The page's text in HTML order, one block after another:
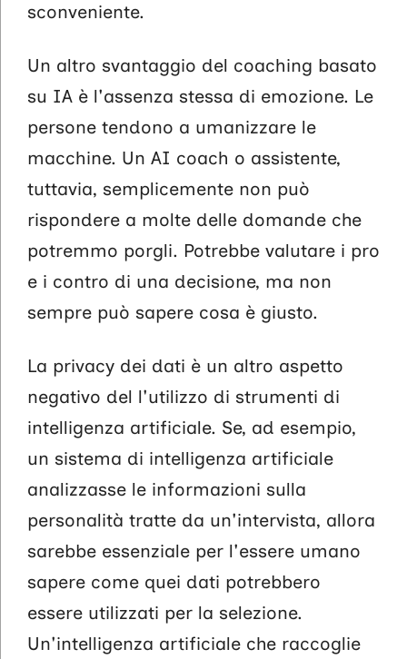
sconveniente.
Un altro svantaggio del coaching basato
su IA è l'assenza stessa di emozione. Le
persone tendono a umanizzare le
macchine. Un AI coach o assistente,
tuttavia, semplicemente non può
rispondere a molte delle domande che
potremmo porgli. Potrebbe valutare i pro
e i contro di una decisione, ma non
sempre può sapere cosa è giusto.
La privacy dei dati è un altro aspetto
negativo del l'utilizzo di strumenti di
intelligenza artificiale. Se, ad esempio,
un sistema di intelligenza artificiale
analizzasse le informazioni sulla
personalità tratte da un'intervista, allora
sarebbe essenziale per l'essere umano
sapere come quei dati potrebbero
essere utilizzati per la selezione.
Un'intelligenza artificiale che raccoglie